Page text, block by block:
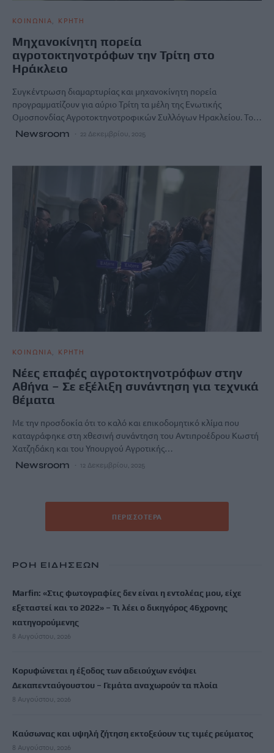
ΚΟΙΝΩΝΙΑ ΚΡΗΤΗ
Μηχανοκίνητη πορεία
αγροτοκτηνοτρόφων την Τρίτη στο
Ηράκλειο
Συγκέντρωση διαμαρτυρίας και μηχανοκίνητη πορεία
προγραμματίζουν για αύριο Τρίτη τα μέλη της Ενωτικής
Ομοσπονδίας Αγροτοκτηνοτροφικών Συλλόγων Ηρακλείου. Το…
Newsroom 22 Δεκεμβρίου, 2025
ΚΟΙΝΩΝΙΑ ΚΡΗΤΗ
Νέες επαφές αγροτοκτηνοτρόφων στην
Αθήνα – Σε εξέλιξη συνάντηση για τεχνικά
θέματα
Με την προσδοκία ότι το καλό και επικοδομητικό κλίμα που
καταγράφηκε στη χθεσινή συνάντηση του Αντιπροέδρου Κωστή
Χατζηδάκη και του Υπουργού Αγροτικής…
Newsroom 12 Δεκεμβρίου, 2025
ΠΕΡΙΣΣΌΤΕΡΑ
ΡΟΗ ΕΙΔΗΣΕΩΝ
Marfin: «Στις φωτογραφίες δεν είναι η εντολέας μου, είχε
εξεταστεί και το 2022» – Τι λέει ο δικηγόρος 46χρονης
κατηγορούμενης
8 Αυγούστου, 2026
Κορυφώνεται η έξοδος των αδειούχων ενόψει
Δεκαπενταύγουστου – Γεμάτα αναχωρούν τα πλοία
8 Αυγούστου, 2026
Καύσωνας και υψηλή ζήτηση εκτοξεύουν τις τιμές ρεύματος
8 Αυγούστου, 2026